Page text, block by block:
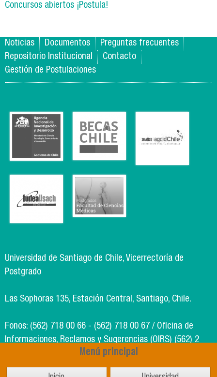
Menú principal
Concursos abiertos ¡Postula!
Noticias Documentos
Preguntas frecuentes
Repositorio Institucional
Contacto
Gestión de Postulaciones
Universidad de Santiago de Chile, Vicerrectoría de
Postgrado
Las Sophoras 135, Estación Central, Santiago, Chile.
Fonos: (562) 718 00 66 - (562) 718 00 67 / Oficina de
Informaciones, Reclamos y Sugerencias (OIRS) (562) 2